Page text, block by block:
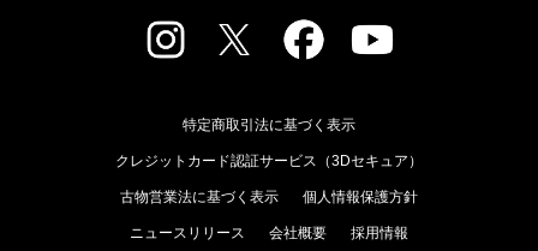
特定商取引法に基づく表示
クレジットカード認証サービス（3Dセキュア）
古物営業法に基づく表示 個人情報保護方針
ニュースリリース 会社概要 採用情報